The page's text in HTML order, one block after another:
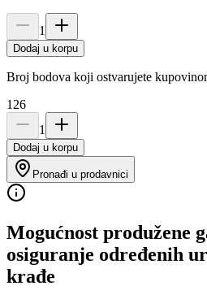
1
Dodaj u korpu
Broj bodova koji ostvarujete
126
1
Dodaj u korpu
Pronađi u prodavnici
Mogućnost produžene
osiguranje određenih
krađe